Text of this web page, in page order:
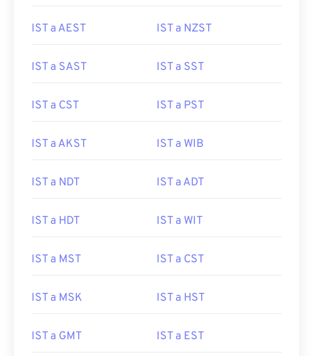
IST a AEST IST a NZST
IST a SAST IST a SST
IST a CST IST a PST
IST a AKST IST a WIB
IST a NDT IST a ADT
IST a HDT IST a WIT
IST a MST IST a CST
IST a MSK IST a HST
IST a GMT IST a EST